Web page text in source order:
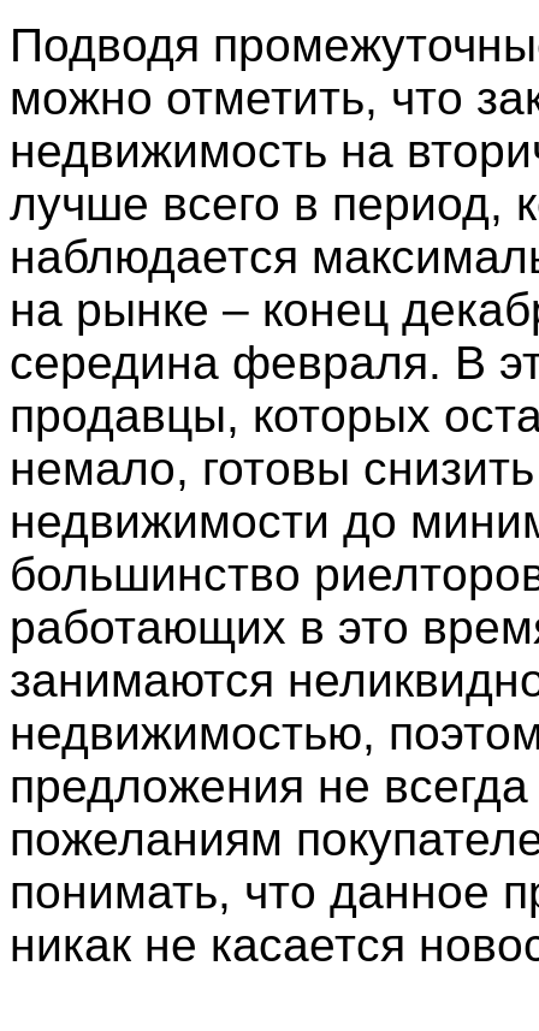
Подводя
можно отметить, что
недвижимость на
лучше всего в период,
наблюдается
на рынке – конец
середина февраля. В
продавцы, которых
немало, готовы
недвижимости до
большинство
работающих в это
занимаются
недвижимостью,
предложения не
пожеланиям
понимать, что данное
никак не касается